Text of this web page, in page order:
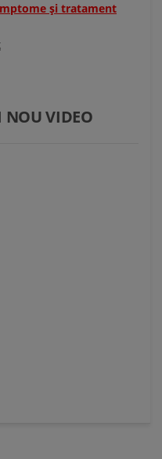
şi tratament
NOU VIDEO